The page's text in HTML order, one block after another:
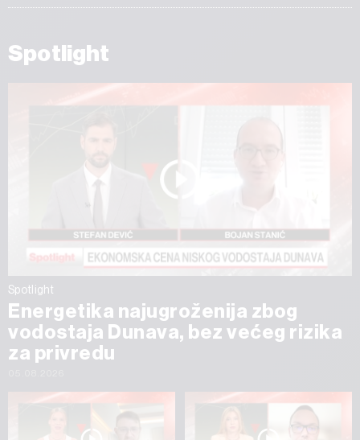
Spotlight
Spotlight
Energetika najugroženija zbog
vodostaja Dunava, bez većeg rizika
za privredu